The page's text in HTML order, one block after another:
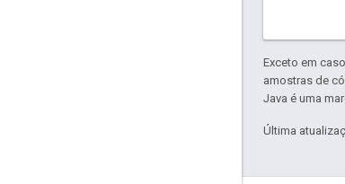
Exceto em
amostras de
Java é uma
Última